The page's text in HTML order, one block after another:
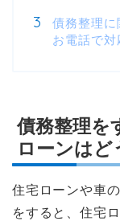
債務整理
お電話で
債務整理を
ローンは
住宅ローンや車
をすると、住宅